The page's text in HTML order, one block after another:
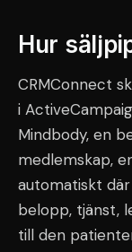
Hur
CRMConnect
i
Mindbody, en
medlemskap,
automatiskt
belopp, tjänst,
till den